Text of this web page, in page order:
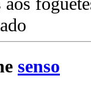
senso